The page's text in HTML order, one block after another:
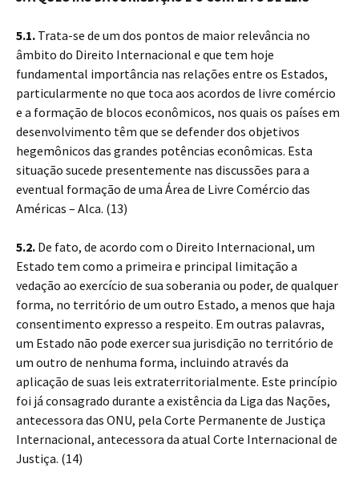
5.1. Trata-se de um dos pontos de maior relevância no
âmbito do Direito Internacional e que tem hoje
fundamental importância nas relações entre os Estados,
particularmente no que toca aos acordos de livre comércio
e a formação de blocos econômicos, nos quais os países em
desenvolvimento têm que se defender dos objetivos
hegemônicos das grandes potências econômicas. Esta
situação sucede presentemente nas discussões para a
eventual formação de uma Área de Livre Comércio das
Américas – Alca. (13)
5.2. De fato, de acordo com o Direito Internacional, um
Estado tem como a primeira e principal limitação a
vedação ao exercício de sua soberania ou poder, de qualquer
forma, no território de um outro Estado, a menos que haja
consentimento expresso a respeito. Em outras palavras,
um Estado não pode exercer sua jurisdição no território de
um outro de nenhuma forma, incluindo através da
aplicação de suas leis extraterritorialmente. Este princípio
foi já consagrado durante a existência da Liga das Nações,
antecessora das ONU, pela Corte Permanente de Justiça
Internacional, antecessora da atual Corte Internacional de
Justiça. (14)